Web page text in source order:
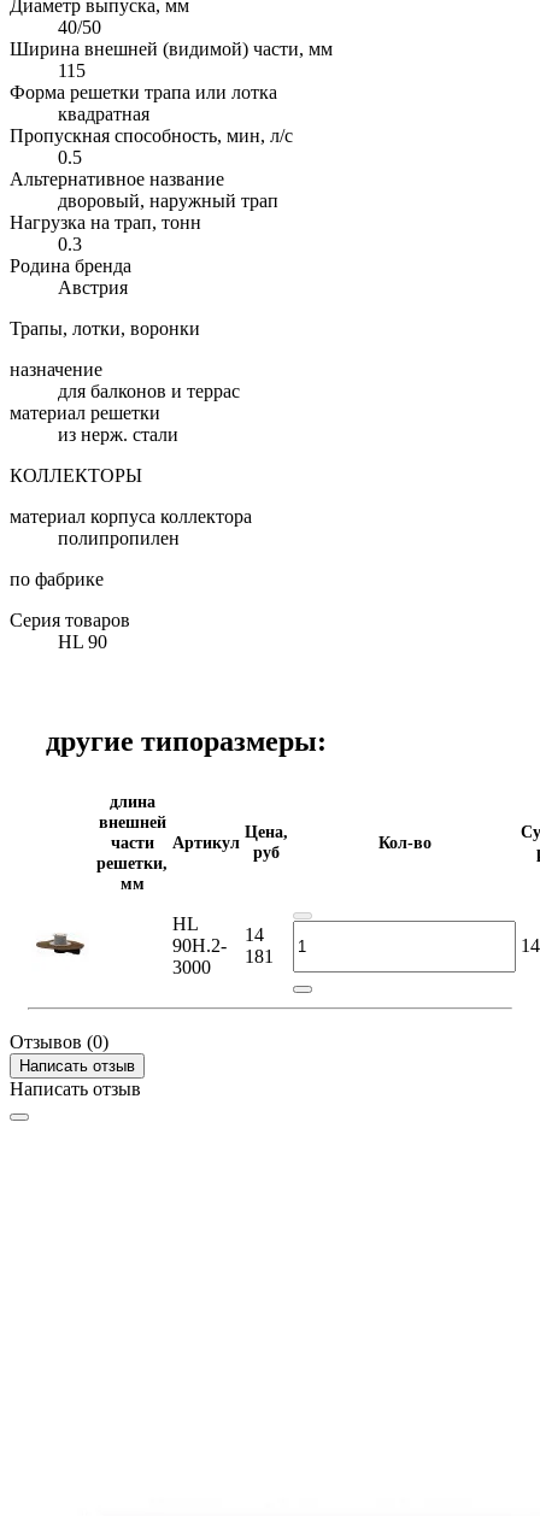
Диаметр выпуска, мм
40/50
Ширина внешней (видимой) части, мм
115
Форма решетки трапа или лотка
квадратная
Пропускная способность, мин, л/с
0.5
Альтернативное название
дворовый, наружный трап
Нагрузка на трап, тонн
0.3
Родина бренда
Австрия
Трапы, лотки, воронки
назначение
для балконов и террас
материал решетки
из нерж. стали
КОЛЛЕКТОРЫ
материал корпуса коллектора
полипропилен
по фабрике
Серия товаров
HL 90
другие типоразмеры:
длина
внешней
части
решетки,
мм
Артикул
Цена,
руб
Кол-во
HL
90H.2-
3000
14
181
Отзывов (0)
Написать отзыв
Написать отзыв